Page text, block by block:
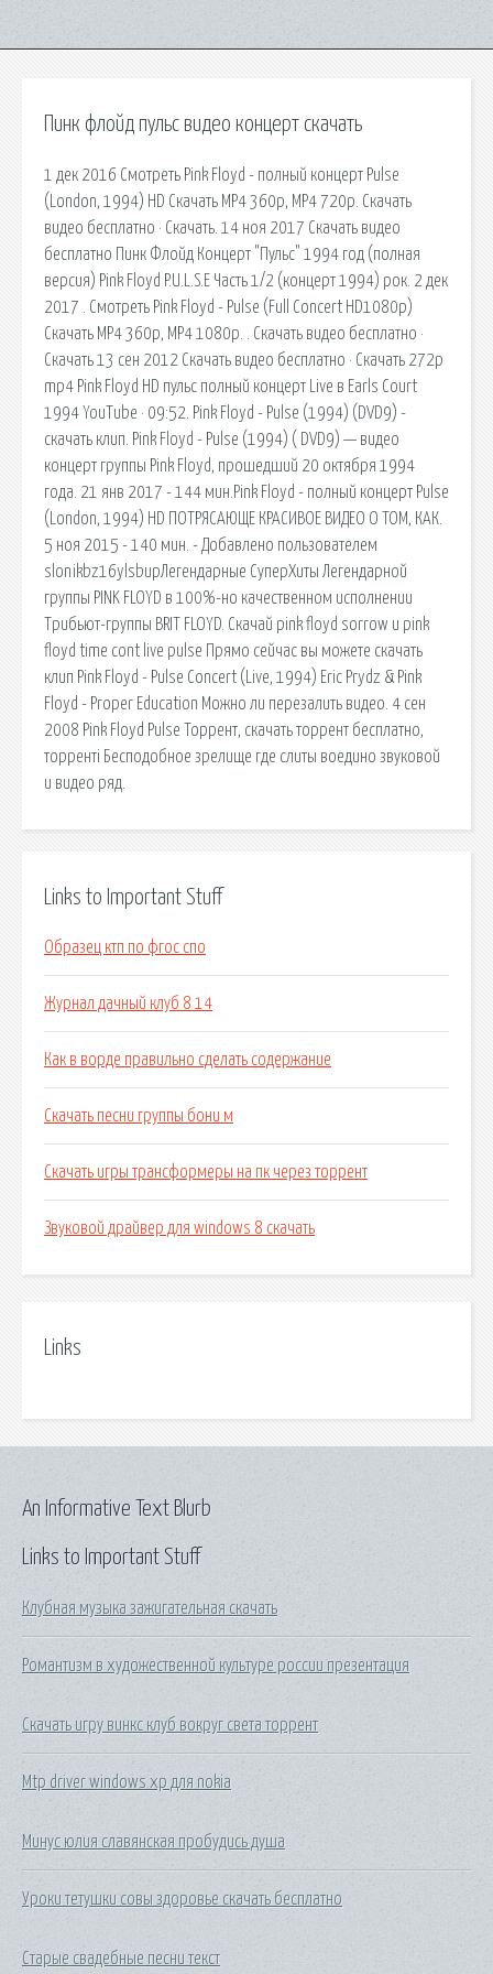
Пинк флойд пульс видео концерт скачать
1 дек 2016 Смотреть Pink Floyd - полный концерт Pulse
(London, 1994) HD Скачать MP4 360p, MP4 720p. Скачать
видео бесплатно · Скачать. 14 ноя 2017 Скачать видео
бесплатно Пинк Флойд Концерт "Пульс" 1994 год (полная
версия) Pink Floyd P.U.L.S.E Часть 1/2 (концерт 1994) рок. 2 дек
2017 . Смотреть Pink Floyd - Pulse (Full Concert HD1080p)
Скачать MP4 360p, MP4 1080p. . Скачать видео бесплатно ·
Скачать 13 сен 2012 Скачать видео бесплатно · Скачать 272p
mp4 Pink Floyd HD пульс полный концерт Live в Earls Court
1994 YouTube · 09:52. Pink Floyd - Pulse (1994) (DVD9) -
скачать клип. Pink Floyd - Pulse (1994) ( DVD9) — видео
концерт группы Pink Floyd, прошедший 20 октября 1994
года. 21 янв 2017 - 144 мин.Pink Floyd - полный концерт Pulse
(London, 1994) HD ПОТРЯСАЮЩЕ КРАСИВОЕ ВИДЕО О ТОМ, КАК.
5 ноя 2015 - 140 мин. - Добавлено пользователем
slonikbz16ylsbupЛегендарные СуперХиты Легендарной
группы PINK FLOYD в 100%-но качественном исполнении
Трибьют-группы BRIT FLOYD. Скачай pink floyd sorrow и pink
floyd time cont live pulse Прямо сейчас вы можете скачать
клип Pink Floyd - Pulse Concert (Live, 1994) Eric Prydz & Pink
Floyd - Proper Education Можно ли перезалить видео. 4 сен
2008 Pink Floyd Pulse Торрент, скачать торрент бесплатно,
торренті Бесподобное зрелище где слиты воедино звуковой
и видео ряд.
Links to Important Stuff
Образец ктп по фгос спо
Журнал дачный клуб 8 14
Как в ворде правильно сделать содержание
Скачать песни группы бони м
Скачать игры трансформеры на пк через торрент
Звуковой драйвер для windows 8 скачать
Links
Links to Important Stuff
Клубная музыка зажигательная скачать
Романтизм в художественной культуре россии презентация
Скачать игру винкс клуб вокруг света торрент
Mtp driver windows xp для nokia
Минус юлия славянская пробудись душа
Уроки тетушки совы здоровье скачать бесплатно
Старые свадебные песни текст
An Informative Text Blurb